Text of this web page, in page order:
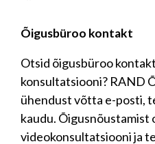
Õigusbüroo kontakt
Otsid õigusbüroo
konsultatsiooni? RAND
ühendust võtta e-posti,
kaudu. Õigusnõustamist
videokonsultatsiooni ja